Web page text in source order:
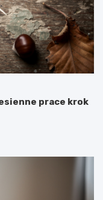
prace krok